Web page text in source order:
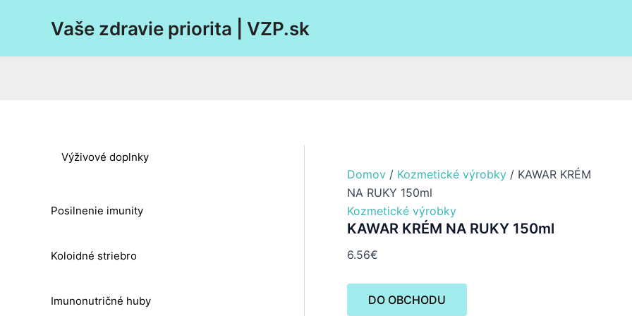
Vaše zdravie priorita | VZP.sk
Výživové doplnky
Posilnenie imunity
Koloidné striebro
Imunonutričné huby
Domov / Kozmetické výrobky / KAWAR KRÉM
NA RUKY 150ml
Kozmetické výrobky
KAWAR KRÉM NA RUKY 150ml
6.56€
DO OBCHODU